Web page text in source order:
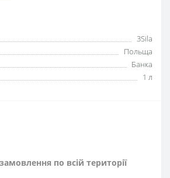
3Sila
Польща
Банка
1 л
по всій території